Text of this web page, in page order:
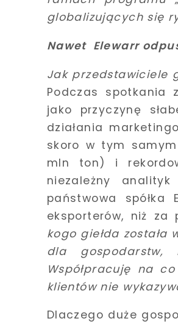
globalizujących się
Nawet Elewarr
Jak przedstawiciele
Podczas spotkania
jako przyczynę
działania
skoro w tym
mln ton) i
niezależny
państwowa spółka
eksporterów, niż za
kogo giełda została
dla gospodarstw,
Współpracuję na
klientów nie
Dlaczego duże